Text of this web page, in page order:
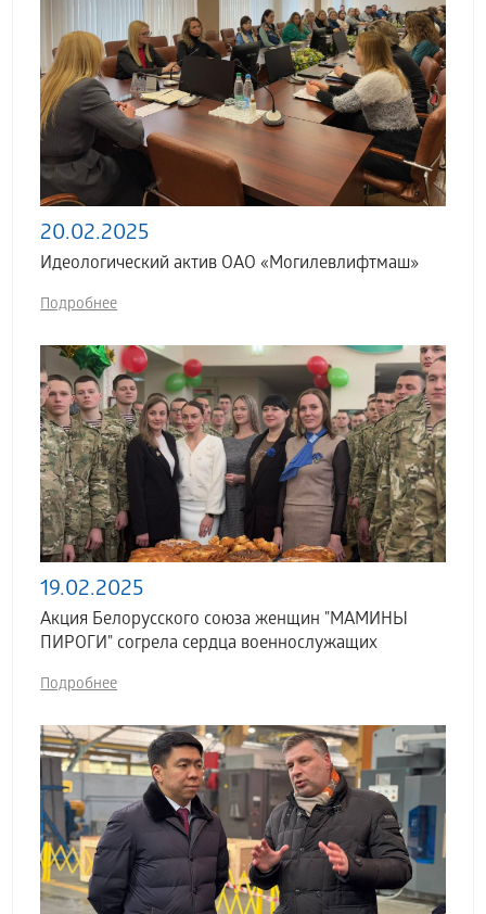
20.02.2025
Идеологический актив ОАО «Могилевлифтмаш»
Подробнее
19.02.2025
Акция Белорусского союза женщин "МАМИНЫ
ПИРОГИ" согрела сердца военнослужащих
Подробнее